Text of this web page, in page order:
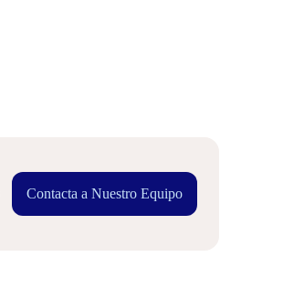
Contacta a Nuestro Equipo